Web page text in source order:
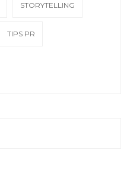
STORYTELLING
TIPS PR